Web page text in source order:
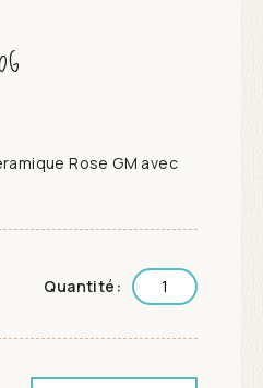
Rose GM avec
Quantité: